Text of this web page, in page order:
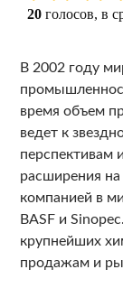
20 голосов, в
В 2002 году
время объем
ведет к
перспективам
расширения
компанией в
BASF и
крупнейших
продажам и